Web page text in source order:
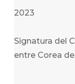
2023
Signatura del
entre Corea